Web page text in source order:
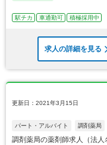
駅チカ 車通勤可 積極採用中
求人の詳細を見る
更新日：2021年3月15日
パート・アルバイト 調剤薬局
調剤薬局の薬剤師求人（法